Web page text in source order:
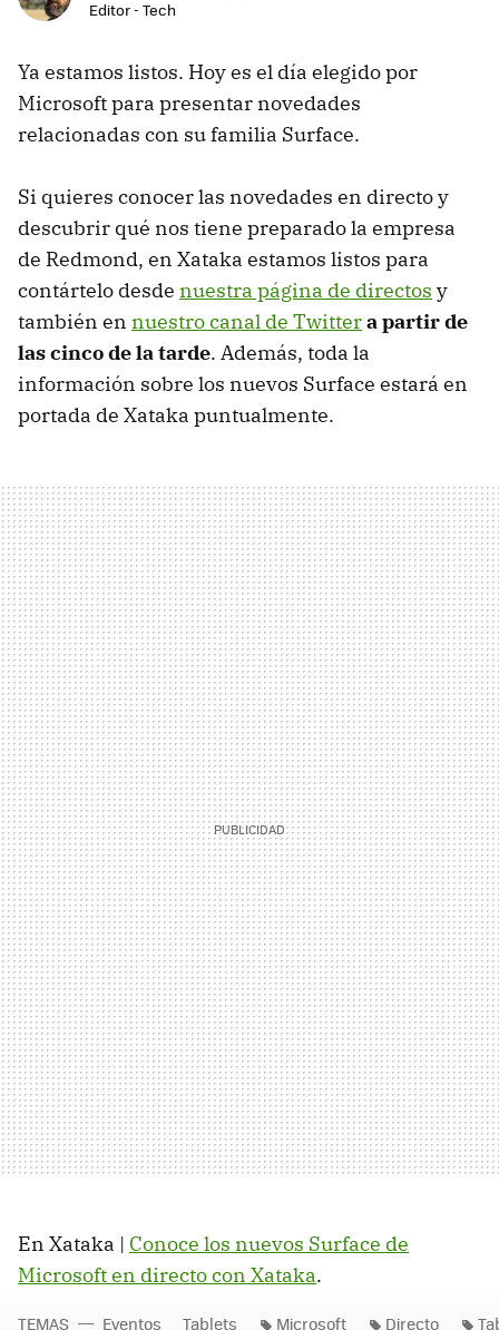
Editor - Tech
Ya estamos listos. Hoy es el día elegido por
Microsoft para presentar novedades
relacionadas con su familia Surface.
Si quieres conocer las novedades en directo y
descubrir qué nos tiene preparado la empresa
de Redmond, en Xataka estamos listos para
contártelo desde nuestra página de directos y
también en nuestro canal de Twittera partir de
las cinco de la tarde. Además, toda la
información sobre los nuevos Surface estará en
portada de Xataka puntualmente.
En Xataka | Conoce los nuevos Surface de
Microsoft en directo con Xataka.
TEMAS Eventos Tablets Microsoft Directo